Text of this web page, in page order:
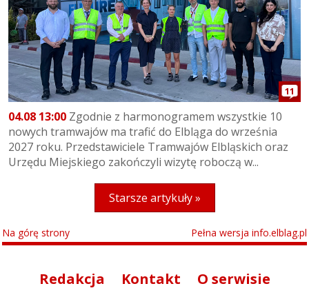
11
04.08 13:00 Zgodnie z harmonogramem wszystkie 10
nowych tramwajów ma trafić do Elbląga do września
2027 roku. Przedstawiciele Tramwajów Elbląskich oraz
Urzędu Miejskiego zakończyli wizytę roboczą w...
Starsze artykuły »
Na górę strony Pełna wersja info.elblag.pl
Redakcja Kontakt
O serwisie